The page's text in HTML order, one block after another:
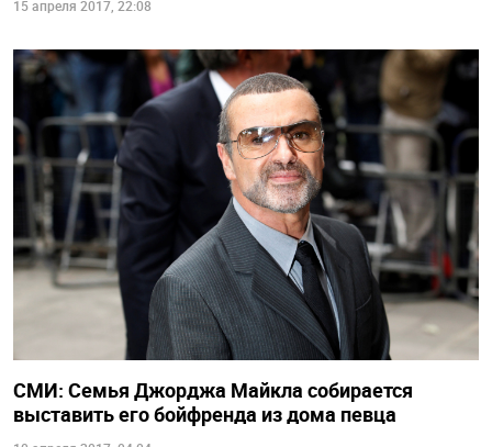
15 апреля 2017, 22:08
СМИ: Семья Джорджа Майкла собирается
выставить его бойфренда из дома певца